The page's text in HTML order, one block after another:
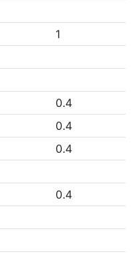
1
0.4
0.4
0.4
0.4